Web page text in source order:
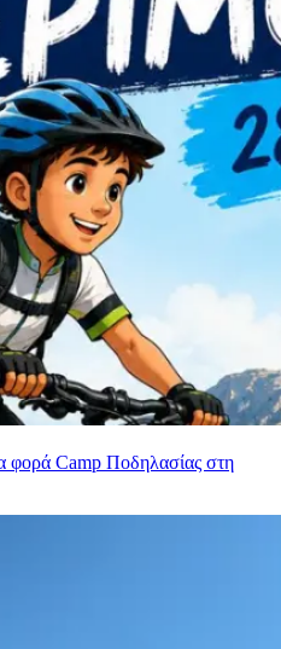
Camp Ποδηλασίας στη